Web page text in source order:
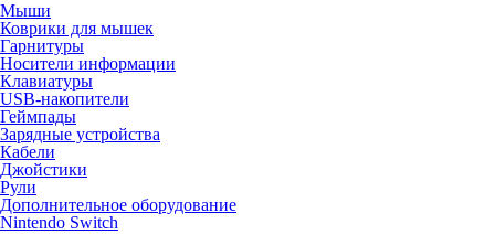
Мыши
Коврики для мышек
Гарнитуры
Носители информации
Клавиатуры
USB-накопители
Геймпады
Зарядные устройства
Кабели
Джойстики
Рули
Дополнительное оборудование
Nintendo Switch